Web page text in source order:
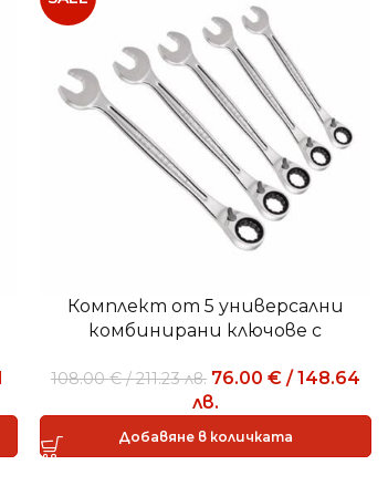
Комплект от 5 универсални
комбинирани ключове с
застопоряващ пръстен 285
KA/SE5
108.00€ /211.23лв. 76.00 € / 148.64
лв.
Добавяне в количката